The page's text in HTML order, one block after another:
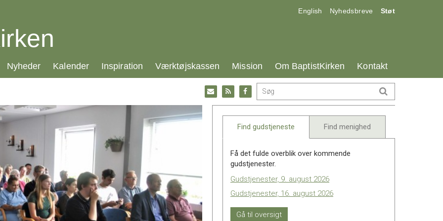
17.0:
English 18.0:
Nyhedsbreve 19.0:
Støt
21.0:
Nyheder 22.0:
Kalender 23.0:
Inspiration 24.0:
Værktøjskassen 25.0:
Mission 26.0:
Om BaptistKirken 27.0:
Kontakt
Gå
til:
Facebook
Gå
til:
RSS
feed
Gå
til:
Email
Find gudstjeneste Find menighed
Få det fulde overblik over kommende
gudstjenester.
Gudstjenester, 9. august 2026
Gudstjenester, 16. august 2026
Gå til oversigt